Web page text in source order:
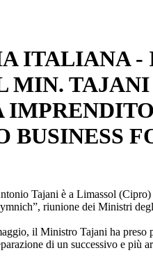
ITALIANA -
MIN.
BUSINESS
Tajani è a Limassol (Cipro)
riunione dei Ministri
il Ministro Tajani ha preso
di un successivo e più